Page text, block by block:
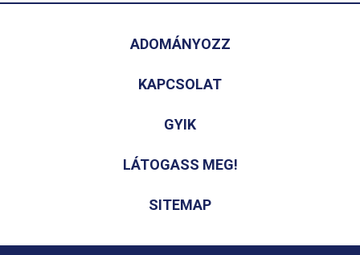
ADOMÁNYOZZ
KAPCSOLAT
GYIK
LÁTOGASS MEG!
SITEMAP